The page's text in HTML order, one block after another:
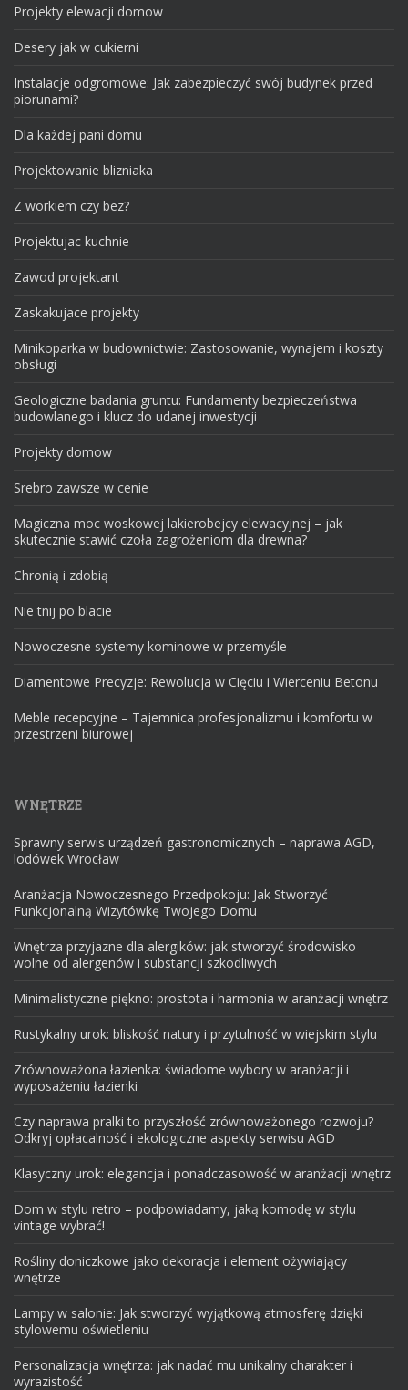
Projekty elewacji domow
Desery jak w cukierni
Instalacje odgromowe: Jak zabezpieczyć swój budynek przed
piorunami?
Dla każdej pani domu
Projektowanie blizniaka
Z workiem czy bez?
Projektujac kuchnie
Zawod projektant
Zaskakujace projekty
Minikoparka w budownictwie: Zastosowanie, wynajem i koszty
obsługi
Geologiczne badania gruntu: Fundamenty bezpieczeństwa
budowlanego i klucz do udanej inwestycji
Projekty domow
Srebro zawsze w cenie
Magiczna moc woskowej lakierobejcy elewacyjnej – jak
skutecznie stawić czoła zagrożeniom dla drewna?
Chronią i zdobią
Nie tnij po blacie
Nowoczesne systemy kominowe w przemyśle
Diamentowe Precyzje: Rewolucja w Cięciu i Wierceniu Betonu
Meble recepcyjne – Tajemnica profesjonalizmu i komfortu w
przestrzeni biurowej
WNĘTRZE
Sprawny serwis urządzeń gastronomicznych – naprawa AGD,
lodówek Wrocław
Aranżacja Nowoczesnego Przedpokoju: Jak Stworzyć
Funkcjonalną Wizytówkę Twojego Domu
Wnętrza przyjazne dla alergików: jak stworzyć środowisko
wolne od alergenów i substancji szkodliwych
Minimalistyczne piękno: prostota i harmonia w aranżacji wnętrz
Rustykalny urok: bliskość natury i przytulność w wiejskim stylu
Zrównoważona łazienka: świadome wybory w aranżacji i
wyposażeniu łazienki
Czy naprawa pralki to przyszłość zrównoważonego rozwoju?
Odkryj opłacalność i ekologiczne aspekty serwisu AGD
Klasyczny urok: elegancja i ponadczasowość w aranżacji wnętrz
Dom w stylu retro – podpowiadamy, jaką komodę w stylu
vintage wybrać!
Rośliny doniczkowe jako dekoracja i element ożywiający
wnętrze
Lampy w salonie: Jak stworzyć wyjątkową atmosferę dzięki
stylowemu oświetleniu
Personalizacja wnętrza: jak nadać mu unikalny charakter i
wyrazistość